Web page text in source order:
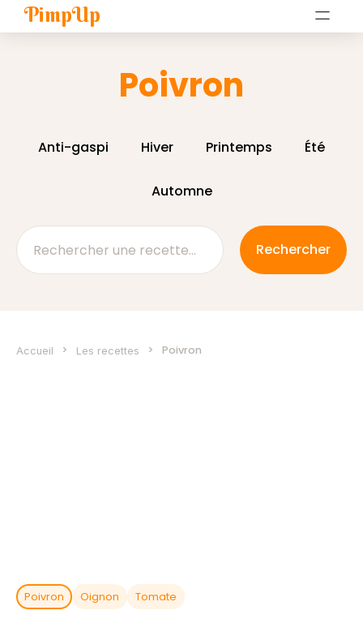
PimpUp
Poivron
Anti-gaspi Hiver Printemps Été
Automne
Accueil > Les recettes > Poivron
Poivron Oignon Tomate